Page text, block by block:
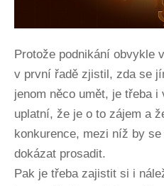
Protože podnikání obvykle
v první řadě zjistil, zda se
jenom něco umět, je třeba
uplatní, že je o to zájem a
konkurence, mezi níž by
dokázat prosadit.
Pak je třeba zajistit si i